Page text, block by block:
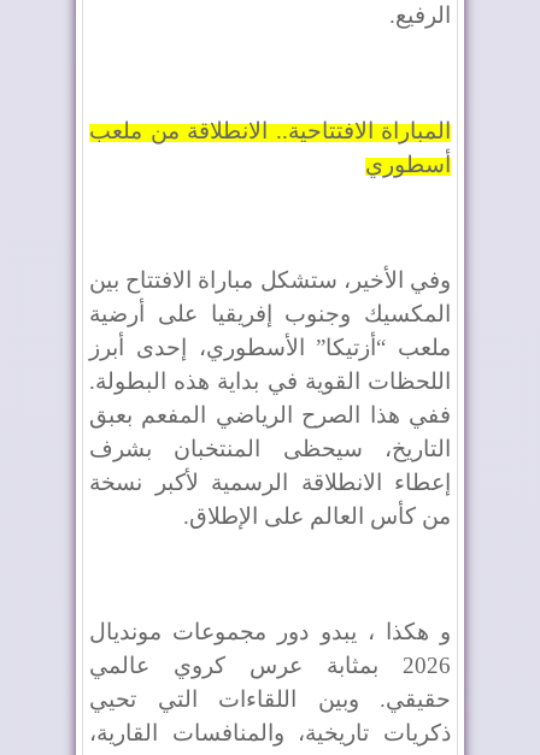
الرفيع.
المباراة الافتتاحية.. الانطلاقة من ملعب
أسطوري
وفي الأخير، ستشكل مباراة الافتتاح بين
المكسيك وجنوب إفريقيا على أرضية
ملعب “أزتيكا” الأسطوري، إحدى أبرز
اللحظات القوية في بداية هذه البطولة.
ففي هذا الصرح الرياضي المفعم بعبق
التاريخ، سيحظى المنتخبان بشرف
إعطاء الانطلاقة الرسمية لأكبر نسخة
من كأس العالم على الإطلاق.
و هكذا ، يبدو دور مجموعات مونديال
2026 بمثابة عرس كروي عالمي
حقيقي. وبين اللقاءات التي تحيي
ذكريات تاريخية، والمنافسات القارية،